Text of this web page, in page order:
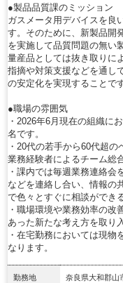
●製品品質課のミッション
ガスメータ用デバイスを良
す。そのために、新製品開
を実施して品質問題の無い
量産品としては抜き取りに
指摘や対策支援などを通し
の安定化を実現することです
●職場の雰囲気
・2026年6月現在の組織に
名です。
・20代の若手から60代超
業務経験者によるチーム総
・課内では毎週業務連絡会
などを連絡し合い、情報の
で色々とすぐに相談ができ
・職場環境や業務効率の改
あった新たな考え方を取り
・在宅勤務においては現物
なります。
勤務地 奈良県大和郡山